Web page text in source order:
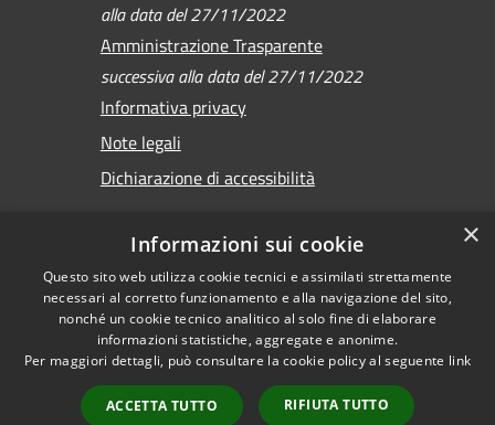
alla data del 27/11/2022
Amministrazione Trasparente
successiva alla data del 27/11/2022
Informativa privacy
Note legali
Dichiarazione di accessibilità
RSS
Accessibilità
Privacy
Cookie
Mappa del sito
Copyright © 2026 •
Comune di Sirmione •
Powered by
Municipium•
Accesso redazione
×
Informazioni sui cookie
Questo sito web utilizza cookie tecnici e assimilati strettamente
necessari al corretto funzionamento e alla navigazione del sito,
nonché un cookie tecnico analitico al solo fine di elaborare
informazioni statistiche, aggregate e anonime.
Per maggiori dettagli, può consultare la cookie policy al seguente link
ACCETTA TUTTO RIFIUTA TUTTO